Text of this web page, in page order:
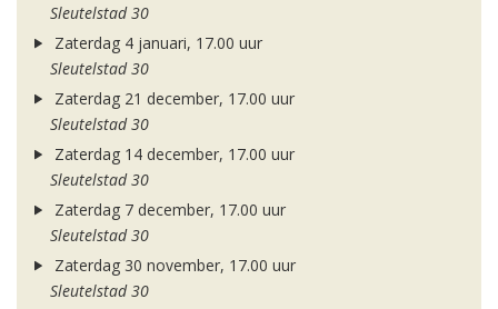
Sleutelstad 30
Zaterdag 4 januari, 17.00 uur
Sleutelstad 30
Zaterdag 21 december, 17.00 uur
Sleutelstad 30
Zaterdag 14 december, 17.00 uur
Sleutelstad 30
Zaterdag 7 december, 17.00 uur
Sleutelstad 30
Zaterdag 30 november, 17.00 uur
Sleutelstad 30